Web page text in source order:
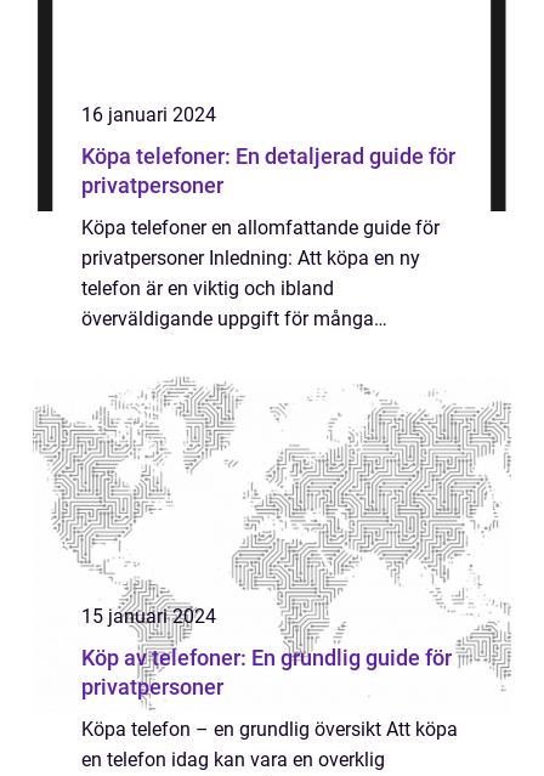
16 januari 2024
Köpa telefoner: En detaljerad guide för
privatpersoner
Köpa telefoner en allomfattande guide för
privatpersoner Inledning: Att köpa en ny
telefon är en viktig och ibland
överväldigande uppgift för många
modeller och märken att välja mellan, kan
det vara svårt att na...
15 januari 2024
Köp av telefoner: En grundlig guide för
privatpersoner
Köpa telefon – en grundlig översikt Att köpa
en telefon idag kan vara en overklig